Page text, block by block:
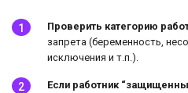
Проверить категорию
запрета (беременность,
исключения и т.п.).
Если работник